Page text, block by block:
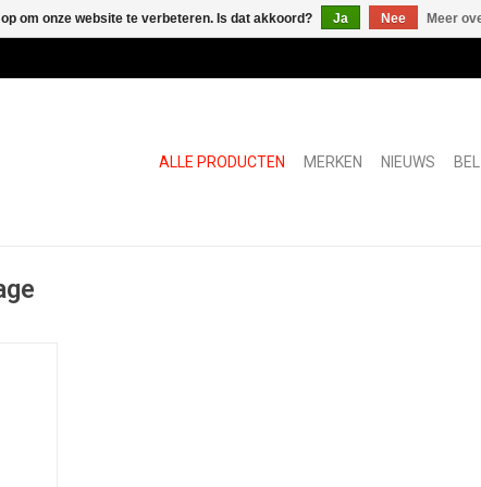
ALLE PRODUCTEN MERKEN NIEUWS
bord
en
om onze website te verbeteren. Is dat akkoord? Ja Nee Meer